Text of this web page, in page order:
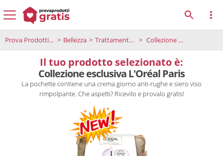
Prova Prodotti Gratis Bellezza Trattamento viso Collezione esclusiva L'Oréal Paris
Il tuo prodotto selezionato è:
Collezione esclusiva L'Oréal Paris
La pochette contiene una crema giorno anti-rughe e siero viso
rimpolpante. Che aspetti? Ricevilo e provalo gratis!